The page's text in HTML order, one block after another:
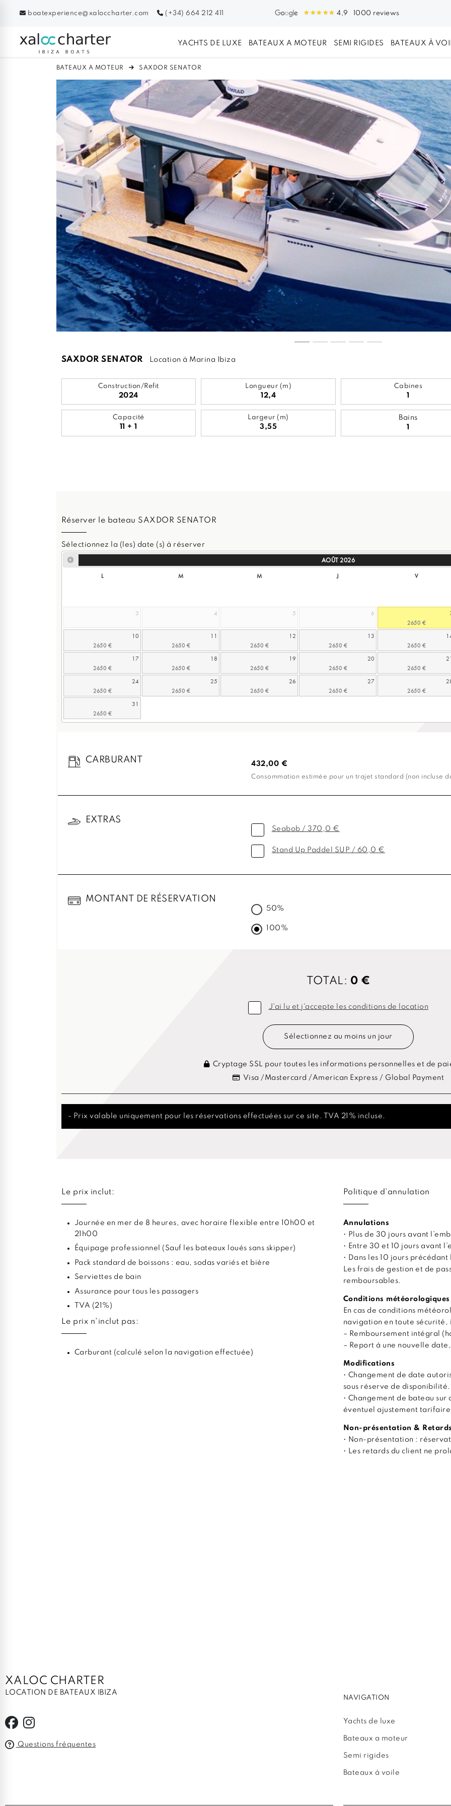
boatexperience@xaloccharter.com (+34) 664 212 411 4,9 1000 reviews
YACHTS DE LUXE BATEAUX A MOTEUR SEMI RIGIDES BATEAUX À
BATEAUX A MOTEUR SAXDOR SENATOR
Previous
SAXDOR SENATOR Location à Marina Ibiza
Construction/Refit
2024
Longueur (m)
12,4
Cabines
1
Capacité
11 + 1
Largeur (m)
3,55
Bains
1
Réserver le bateau SAXDOR SENATOR
Sélectionnez la (les) date (s) à réserver
AOÛT 2026
L M M J V
3 4 5 6
10 11 12 13
17 18 19 20 21
24 25 26 27
31
CARBURANT 432,00 €
Consommation estimée pour un trajet standard (non incluse
EXTRAS
Seabob / 370,0 €
Stand Up Paddel SUP / 60,0 €
MONTANT DE RÉSERVATION
50%
100%
TOTAL: 0 €
J'ai lu et j'accepte les conditions de location
Sélectionnez au moins un jour
Cryptage SSL pour toutes les informations personnelles et de
Visa /Mastercard /American Express / Global Payment
- Prix valable uniquement pour les réservations effectuées sur ce site. TVA 21% incluse.
Le prix inclut:
Journée en mer de 8 heures, avec horaire flexible entre 10h00 et
21h00
Équipage professionnel (Sauf les bateaux loués sans skipper)
Pack standard de boissons : eau, sodas variés et bière
Serviettes de bain
Assurance pour tous les passagers
TVA (21%)
Le prix n'inclut pas:
Carburant (calculé selon la navigation effectuée)
Politique d'annulation
Annulations
• Plus de 30 jours avant
• Entre 30 et 10 jours avant
• Dans les 10 jours
Les frais de gestion et de
remboursables.
Conditions météorologiques
En cas de conditions
navigation en toute sécurité,
– Remboursement intégral
– Report à une nouvelle
Modifications
• Changement de date
sous réserve de disponibilité.
• Changement de bateau
éventuel ajustement tarifaire.
Non-présentation & Retards
• Non-présentation :
• Les retards du client ne
XALOC CHARTER
LOCATION DE BATEAUX IBIZA
Questions fréquentes
NAVIGATION
Yachts de luxe
Bateaux a moteur
Semi rigides
Bateaux à voile